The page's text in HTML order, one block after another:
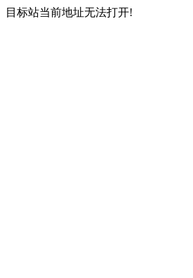
目标站当前地址无法打开!